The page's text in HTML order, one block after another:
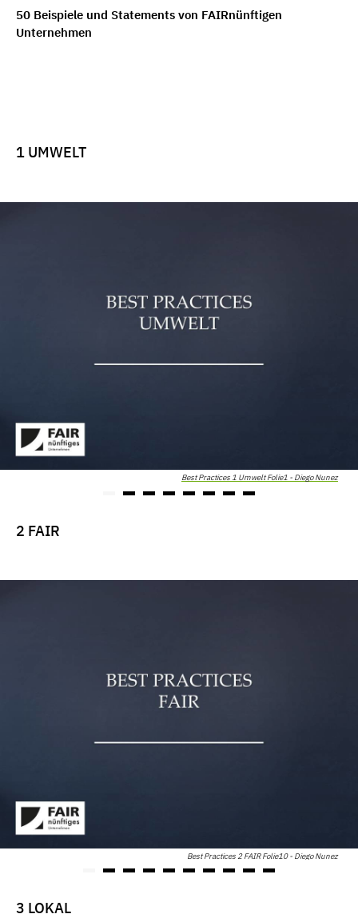
50 Beispiele und Statements von FAIRnünftigen
Unternehmen
1 UMWELT
Best Practices 1 Umwelt Folie1 - Diego Nunez
2 FAIR
Best Practices 2 FAIR Folie10 - Diego Nunez
3 LOKAL